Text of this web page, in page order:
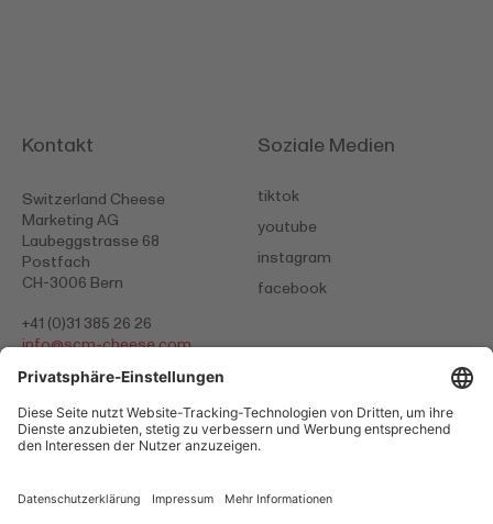
Kontakt
Switzerland Cheese
Marketing AG
Laubeggstrasse 68
Postfach
CH-3006 Bern
+41 (0)31 385 26 26
info@scm-cheese.com
Soziale Medien
tiktok
youtube
instagram
facebook